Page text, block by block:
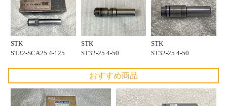
STK
ST32-SCA25.4-125
STK
ST32-25.4-50
STK
ST32-25.4-50
おすすめ商品